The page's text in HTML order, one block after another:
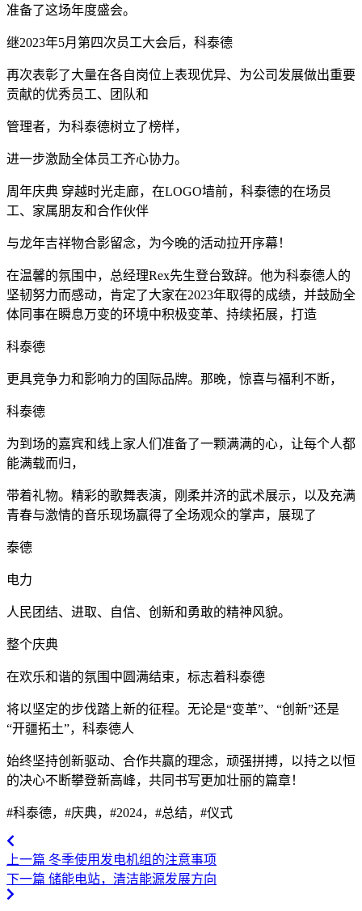
准备了这场年度盛会。
继2023年5月第四次员工大会后，科泰德
再次表彰了大量在各自岗位上表现优异、为公司发展做出重要
贡献的优秀员工、团队和
管理者，为科泰德树立了榜样，
进一步激励全体员工齐心协力。
周年庆典 穿越时光走廊，在LOGO墙前，科泰德的在场员
工、家属朋友和合作伙伴
与龙年吉祥物合影留念，为今晚的活动拉开序幕！
在温馨的氛围中，总经理Rex先生登台致辞。他为科泰德人的
坚韧努力而感动，肯定了大家在2023年取得的成绩，并鼓励全
体同事在瞬息万变的环境中积极变革、持续拓展，打造
科泰德
更具竞争力和影响力的国际品牌。那晚，惊喜与福利不断，
科泰德
为到场的嘉宾和线上家人们准备了一颗满满的心，让每个人都
能满载而归，
带着礼物。精彩的歌舞表演，刚柔并济的武术展示，以及充满
青春与激情的音乐现场赢得了全场观众的掌声，展现了
泰德
电力
人民团结、进取、自信、创新和勇敢的精神风貌。
整个庆典
在欢乐和谐的氛围中圆满结束，标志着科泰德
将以坚定的步伐踏上新的征程。无论是“变革”、“创新”还是
“开疆拓土”，科泰德人
始终坚持创新驱动、合作共赢的理念，顽强拼搏，以持之以恒
的决心不断攀登新高峰，共同书写更加壮丽的篇章！
#科泰德，#庆典，#2024，#总结，#仪式
上一篇 冬季使用发电机组的注意事项
下一篇 储能电站，清洁能源发展方向